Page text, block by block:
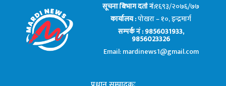
सूचना बिभाग दर्ता नं:१६९३/२०७६/७७
कार्यालय :पोखरा – १०, इन्द्रमार्ग
सम्पर्क नं : 9856031933,
9856023326
Email: mardinews1@gmail.com